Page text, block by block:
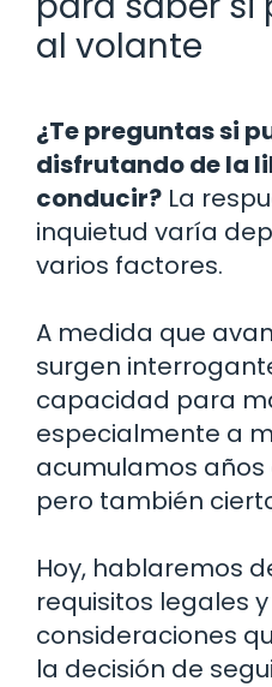
al volante
¿Te preguntas si
disfrutando de la
conducir? La
inquietud varía
varios factores.
A medida que
surgen
capacidad para
especialmente a
acumulamos años
pero también
Hoy, hablaremos
requisitos legales
consideraciones
la decisión de